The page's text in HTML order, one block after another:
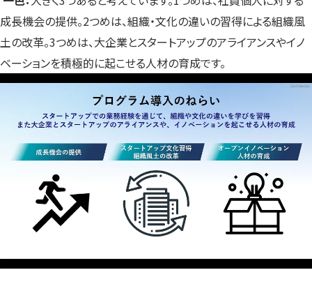
成長機会の提供。2つめは、組織・文化の違いの習得による組織風
土の改革。3つめは、大企業とスタートアップのアライアンスやイノ
ベーションを積極的に起こせる人材の育成です。